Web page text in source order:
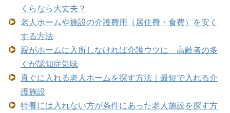
くらなら大丈夫？
老人ホームや施設の介護費用（居住費・食費）を安く
する方法
親がホームに入所しなければ介護ウツに 高齢者の多
くが認知症気味
直ぐに入れる老人ホームを探す方法｜最短で入れる介
護施設
特養には入れない方が条件にあった老人施設を探す方